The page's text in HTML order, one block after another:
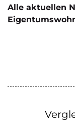
Alle aktuellen